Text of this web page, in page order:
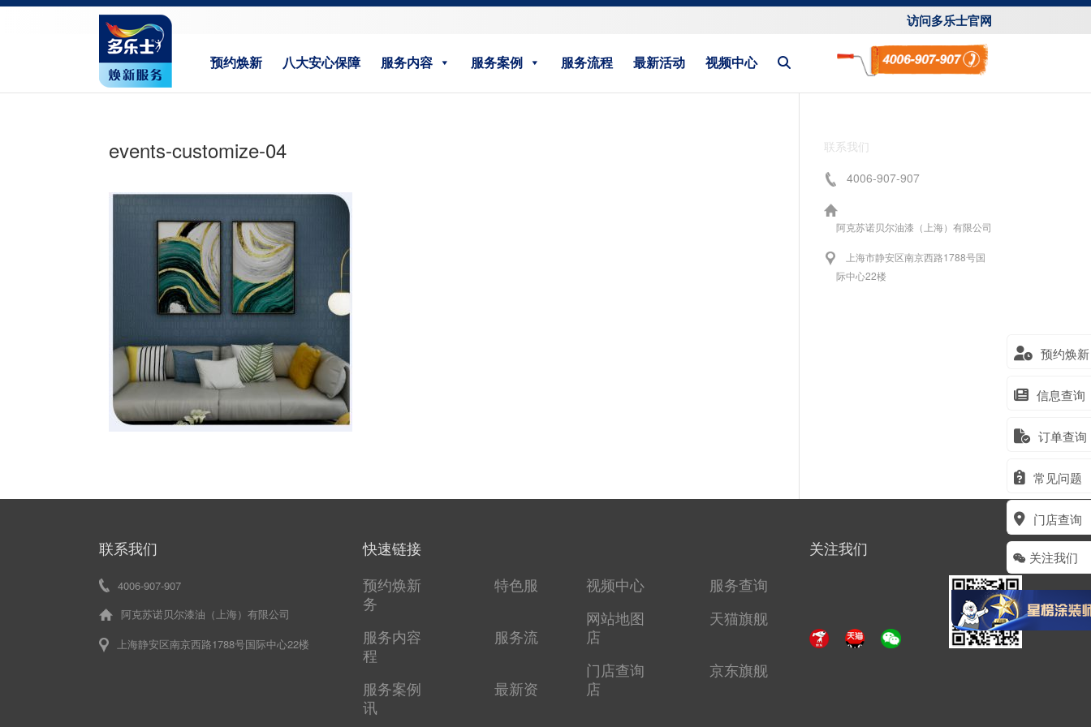
访问多乐士官网
预约焕新 八大安心保障 服务内容 服务案例 服务流程 最新活动 视频中心
预约焕新
信息查询
订单查询
常见问题
门店查询
关注我们
events-customize-04
联系我们
4006-907-907
阿克苏诺贝尔油漆（上海）有限公司
上海市静安区南京西路1788号国
际中心22楼
联系我们
4006-907-907
阿克苏诺贝尔漆油（上海）有限公司
上海静安区南京西路1788号国际中心22楼
快速链接
预约焕新
特色服
务
服务内容
服务流
程
服务案例
最新资
讯
视频中心
服务查询
网站地图
天猫旗舰
店
门店查询
京东旗舰
店
关注我们